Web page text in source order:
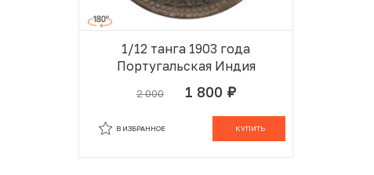
1/12 танга 1903 года
Португальская Индия
2 000 1 800 руб.
КУПИТЬ
В ИЗБРАННОЕ